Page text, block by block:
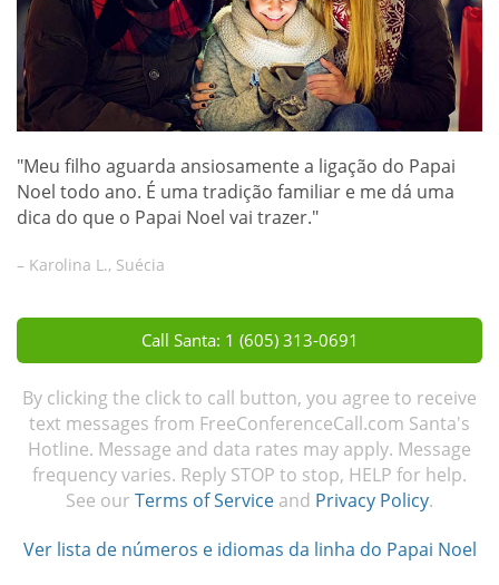
"Meu filho aguarda ansiosamente a ligação do Papai
Noel todo ano. É uma tradição familiar e me dá uma
dica do que o Papai Noel vai trazer."
– Karolina L., Suécia
Call Santa: 1 (605) 313-0691
By clicking the click to call button, you agree to receive
text messages from FreeConferenceCall.com Santa's
Hotline. Message and data rates may apply. Message
frequency varies. Reply STOP to stop, HELP for help.
See our Terms of Service and Privacy Policy.
Ver lista de números e idiomas da linha do Papai Noel